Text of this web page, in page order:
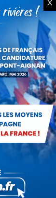
sommes
et sa
de
l’on
X